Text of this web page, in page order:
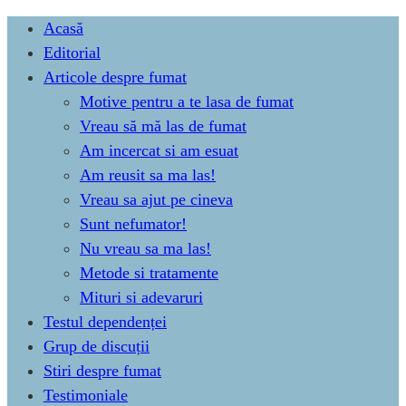
Skip
content
Acasă
Editorial
Articole despre fumat
Motive pentru a te lasa de fumat
Vreau să mă las de fumat
Am incercat si am esuat
Am reusit sa ma las!
Vreau sa ajut pe cineva
Sunt nefumator!
Nu vreau sa ma las!
Metode si tratamente
Mituri si adevaruri
Testul dependenței
Grup de discuții
Stiri despre fumat
Testimoniale